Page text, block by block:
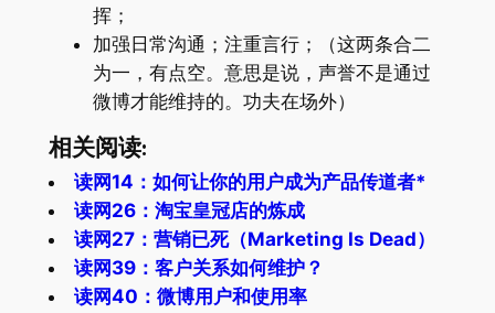
挥；
加强日常沟通；注重言行；（这两条合二
为一，有点空。意思是说，声誉不是通过
微博才能维持的。功夫在场外）
相关阅读:
读网14：如何让你的用户成为产品传道者*
读网26：淘宝皇冠店的炼成
读网27：营销已死（Marketing Is Dead）
读网39：客户关系如何维护？
读网40：微博用户和使用率